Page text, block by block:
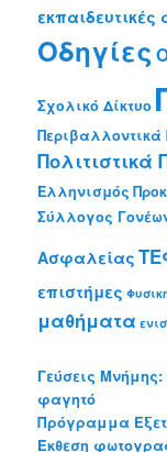
εκπαιδευτικές
Οδηγίες
Σχολικό Δίκτυο
Ελληνισμός
Σύλλογος
Ασφαλείας
επιστήμες
μαθήματα
Γεύσεις
φαγητό
Πρόγραμμα
Έκθεση